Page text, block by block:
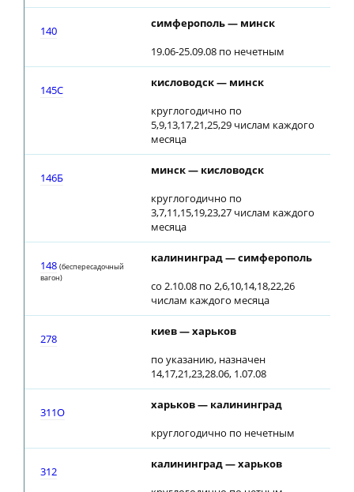
140
симферополь — минск
19.06-25.09.08 по нечетным
145С
кисловодск — минск
круглогодично по
5,9,13,17,21,25,29 числам каждого
месяца
146Б
минск — кисловодск
круглогодично по
3,7,11,15,19,23,27 числам каждого
месяца
148 (беспересадочный
вагон)
калининград — симферополь
со 2.10.08 по 2,6,10,14,18,22,26
числам каждого месяца
278
киев — харьков
по указанию, назначен
14,17,21,23,28.06, 1.07.08
311О
харьков — калининград
круглогодично по нечетным
312
калининград — харьков